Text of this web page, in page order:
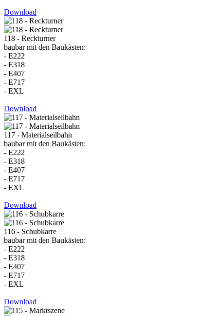
Download
118 - Reckturner
baubar mit den Baukästen:
- E222
- E318
- E407
- E717
- EXL
Download
117 - Materialseilbahn
baubar mit den Baukästen:
- E222
- E318
- E407
- E717
- EXL
Download
116 - Schubkarre
baubar mit den Baukästen:
- E222
- E318
- E407
- E717
- EXL
Download